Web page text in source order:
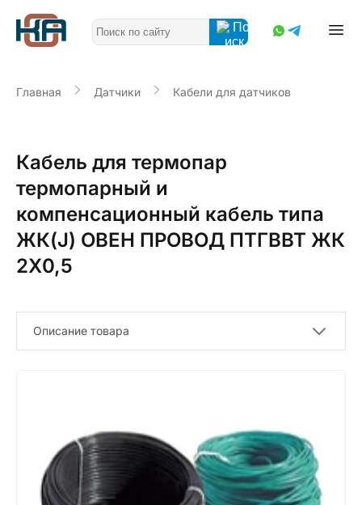
Главная Датчики Кабели для датчиков
Кабель для термопар
термопарный и
компенсационный кабель типа
ЖК(J) ОВЕН ПРОВОД ПТГВВТ ЖК
2Х0,5
Описание товара